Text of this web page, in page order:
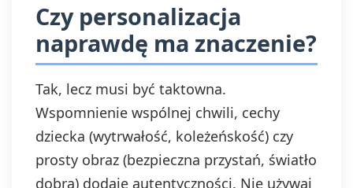
Czy personalizacja
naprawdę ma znaczenie?
Tak, lecz musi być taktowna.
Wspomnienie wspólnej chwili, cechy
dziecka (wytrwałość, koleżeńskość) czy
prosty obraz (bezpieczna przystań, światło
dobra) dodaje autentyczności. Nie używaj